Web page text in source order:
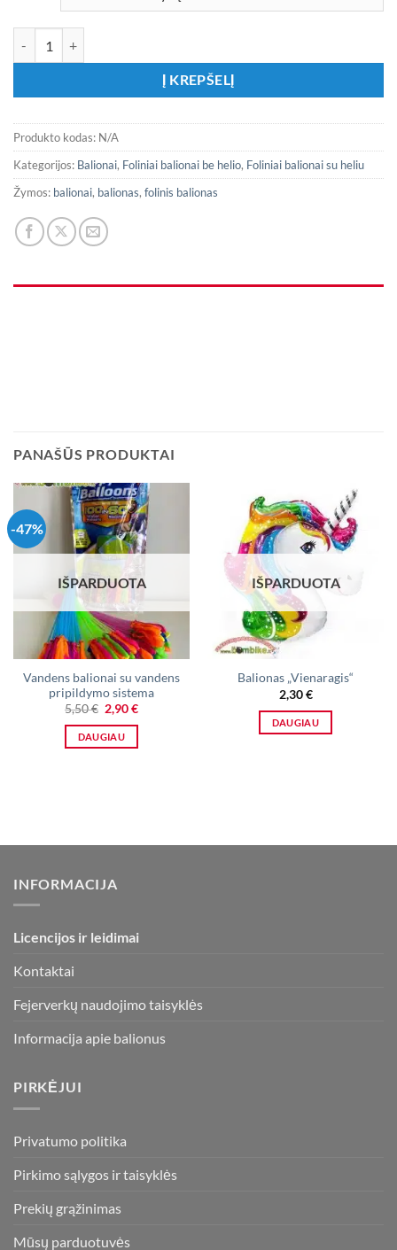
Į KREPŠELĮ
Produkto kodas: N/A
Kategorijos: Balionai, Foliniai balionai be helio, Foliniai balionai su heliu
Žymos: balionai, balionas, folinis balionas
PANAŠŪS PRODUKTAI
-47%
IŠPARDUOTA
Vandens balionai su vandens
pripildymo sistema
5,50€ Original
price
was:
5,50 €.
2,90€Current
DAUGIAU
IŠPARDUOTA
Balionas „Vienaragis“
2,30€
DAUGIAU
INFORMACIJA
Licencijos ir leidimai
Kontaktai
Fejerverkų naudojimo taisyklės
Informacija apie balionus
PIRKĖJUI
Privatumo politika
Pirkimo sąlygos ir taisyklės
Prekių grąžinimas
Mūsų parduotuvės